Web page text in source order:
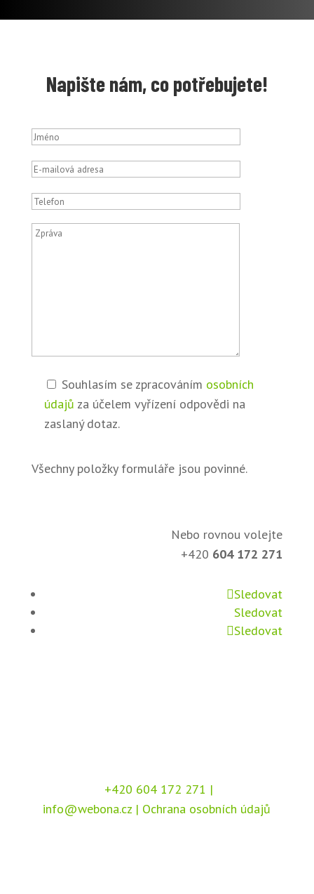
Napište nám, co potřebujete!
Souhlasím se zpracováním osobních
údajů za účelem vyřízení odpovědi na
zaslaný dotaz.
Všechny položky formuláře jsou povinné.
Nebo rovnou volejte
+420 604 172 271
Sledovat
Sledovat
Sledovat
+420 604 172 271 |
info@webona.cz | Ochrana osobních údajů